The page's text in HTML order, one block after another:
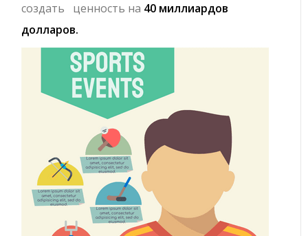
создать ценность на 40 миллиардов
долларов.